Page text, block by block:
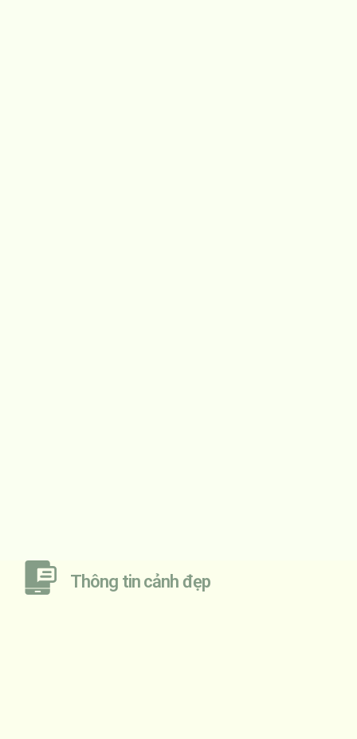
Thông tin cảnh đẹp